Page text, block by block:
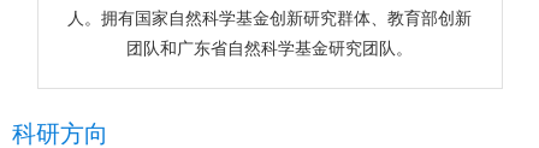
人。拥有国家自然科学基金创新研究群体、教育部创新
团队和广东省自然科学基金研究团队。
科研方向